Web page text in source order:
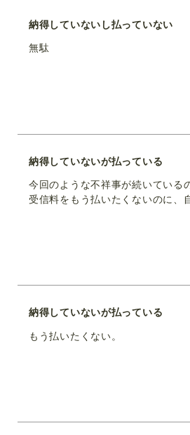
納得していないし払っていない
無駄
納得していないが払っている
今回のような不祥事が続いている
受信料をもう払いたくないのに、
納得していないが払っている
もう払いたくない。